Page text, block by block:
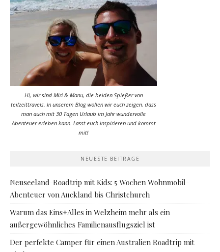
Hi, wir sind Miri & Manu, die beiden Spießer von
teilzeittravels. In unserem Blog wollen wir euch zeigen, dass
man auch mit 30 Tagen Urlaub im Jahr wundervolle
Abenteuer erleben kann. Lasst euch inspirieren und kommt
mit!
NEUESTE BEITRÄGE
Neuseeland-Roadtrip mit Kids: 5 Wochen Wohnmobil-
Abenteuer von Auckland bis Christchurch
Warum das Eins+Alles in Welzheim mehr als ein
außergewöhnliches Familienausflugsziel ist
Der perfekte Camper für einen Australien Roadtrip mit